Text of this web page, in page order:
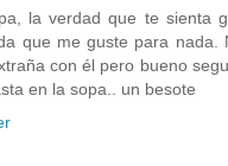
la verdad que te sienta
que me guste para nada.
con él pero bueno
en la sopa.. un besote